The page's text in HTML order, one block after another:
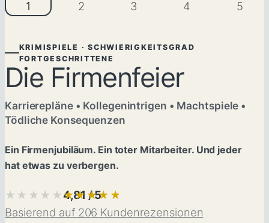
KRIMISPIELE · SCHWIERIGKEITSGRAD
FORTGESCHRITTENE
Die Firmenfeier
Karrierepläne • Kollegenintrigen • Machtspiele •
Tödliche Konsequenzen
Ein Firmenjubiläum. Ein toter Mitarbeiter. Und jeder
hat etwas zu verbergen.
★★★★★★★★★★
4,81 / 5
Basierend auf 206 Kundenrezensionen